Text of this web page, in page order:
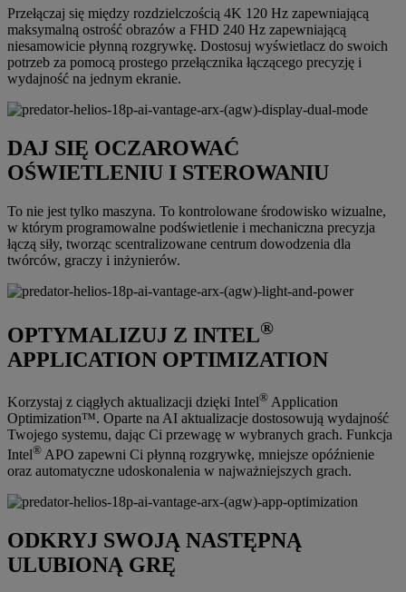
Przełączaj się między rozdzielczością 4K 120 Hz zapewniającą
maksymalną ostrość obrazów a FHD 240 Hz zapewniającą
niesamowicie płynną rozgrywkę. Dostosuj wyświetlacz do swoich
potrzeb za pomocą prostego przełącznika łączącego precyzję i
wydajność na jednym ekranie.
DAJ SIĘ OCZAROWAĆ
OŚWIETLENIU I STEROWANIU
To nie jest tylko maszyna. To kontrolowane środowisko wizualne,
w którym programowalne podświetlenie i mechaniczna precyzja
łączą siły, tworząc scentralizowane centrum dowodzenia dla
twórców, graczy i inżynierów.
OPTYMALIZUJ Z INTEL®
APPLICATION OPTIMIZATION
Korzystaj z ciągłych aktualizacji dzięki Intel® Application
Optimization™. Oparte na AI aktualizacje dostosowują wydajność
Twojego systemu, dając Ci przewagę w wybranych grach. Funkcja
Intel® APO zapewni Ci płynną rozgrywkę, mniejsze opóźnienie
oraz automatyczne udoskonalenia w najważniejszych grach.
ODKRYJ SWOJĄ NASTĘPNĄ
ULUBIONĄ GRĘ